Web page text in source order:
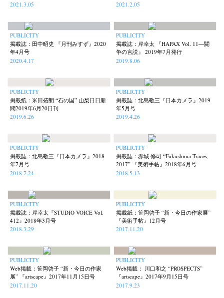
2021.3.05
2021.2.05
PUBLICITY
掲載誌：田中昭史 『月刊みすず』2020
年4月号
2020.4.17
PUBLICITY
掲載誌：岸幸太 『HAPAX Vol. 11—闘
争の言説』 2019年7月発行
2019.8.06
PUBLICITY
掲載紙：米田拓朗 “石の国” 山梨日日新
聞2019年6月20日刊
2019.6.26
PUBLICITY
掲載誌：北島敬三『日本カメラ』2019
年5月号
2019.4.26
PUBLICITY
掲載誌：北島敬三『日本カメラ』2018
年7月号
2018.7.24
PUBLICITY
掲載誌：赤城 修司 “Fukushima Traces,
2017” 『美術手帖』2018年6月号
2018.5.13
PUBLICITY
掲載誌：岸幸太『STUDIO VOICE Vol.
412』2018年3月号
2018.3.29
PUBLICITY
掲載紙：笹岡啓子 “新・今日の作家展”
『美術手帖』12月号
2017.11.20
PUBLICITY
Web掲載：笹岡啓子 “新・今日の作家
展” 『artscape』2017年11月15日号
2017.11.20
PUBLICITY
Web掲載： 川口和之 “PROSPECTS”
『artscape』2017年9月15日号
2017.9.23